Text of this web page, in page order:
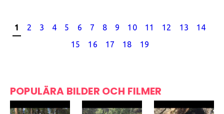
1 2 3 4 5 6 7 8 9 10 11 12 13
14
15
16 17 18 19
POPULÄRA BILDER OCH FILMER